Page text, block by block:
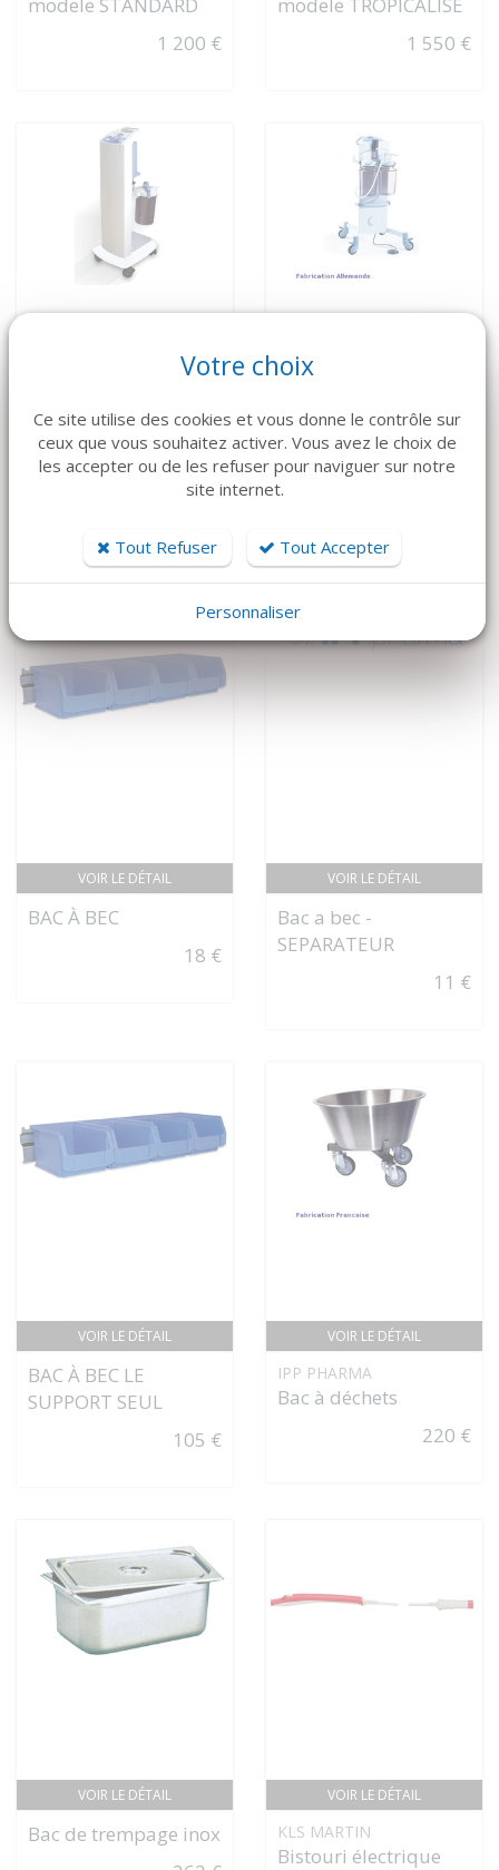
1 200 €
1 550 €
Aspiration mobile
C451 ATMOS
MEDAP
Aspiration mobile
Twista 1070
VOIR LE DÉTAIL
BAC À BEC
18 €
VOIR LE DÉTAIL
Bac a bec -
SEPARATEUR
11 €
VOIR LE DÉTAIL
BAC À BEC LE
SUPPORT SEUL
105 €
VOIR LE DÉTAIL
IPP PHARMA
Bac à déchets
220 €
VOIR LE DÉTAIL
Bac de trempage inox
VOIR LE DÉTAIL
KLS MARTIN
Bistouri électrique
Votre choix
Ce site utilise des cookies et vous donne le contrôle sur
ceux que vous souhaitez activer. Vous avez le choix de
les accepter ou de les refuser pour naviguer sur notre
site internet.
Tout Refuser Tout Accepter
Personnaliser